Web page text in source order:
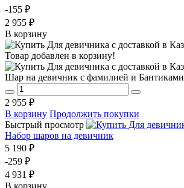
-155 ₽
2 955 ₽
В корзину
Товар добавлен в корзину!
Шар на девичник с фамилией и Бантиками
2 955 ₽
В корзину Продолжить покупки
Быстрый просмотр
Набор шаров на девичник
5 190 ₽
-259 ₽
4 931 ₽
В корзину